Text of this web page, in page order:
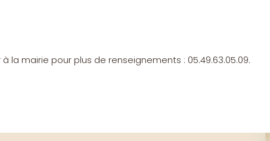
la mairie pour plus de renseignements : 05.49.63.05.09.